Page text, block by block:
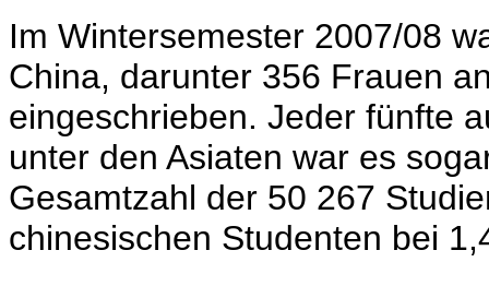
Im Wintersemester 2007/08
China, darunter 356 Frauen
eingeschrieben. Jeder fünfte
unter den Asiaten war es
Gesamtzahl der 50 267
chinesischen Studenten bei